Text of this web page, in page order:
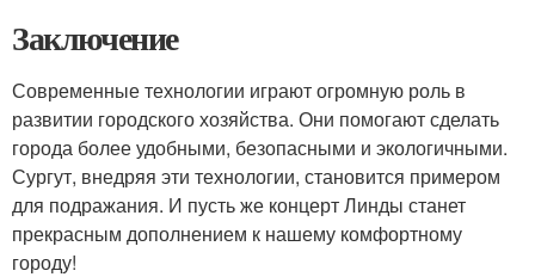
Заключение
Современные технологии играют огромную роль в
развитии городского хозяйства. Они помогают сделать
города более удобными, безопасными и экологичными.
Сургут, внедряя эти технологии, становится примером
для подражания. И пусть же концерт Линды станет
прекрасным дополнением к нашему комфортному
городу!